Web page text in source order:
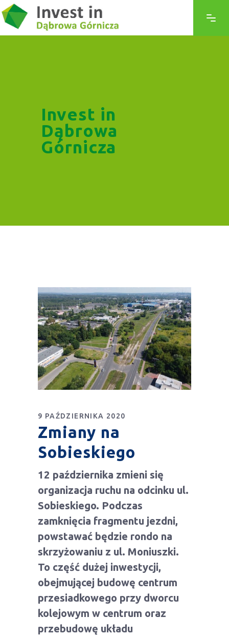
Invest in
Dąbrowa
Górnicza
9 PAŹDZIERNIKA 2020
Zmiany na
Sobieskiego
12 października zmieni się
organizacja ruchu na odcinku ul.
Sobieskiego. Podczas
zamknięcia fragmentu jezdni,
powstawać będzie rondo na
skrzyżowaniu z ul. Moniuszki.
To część dużej inwestycji,
obejmującej budowę centrum
przesiadkowego przy dworcu
kolejowym w centrum oraz
przebudowę układu